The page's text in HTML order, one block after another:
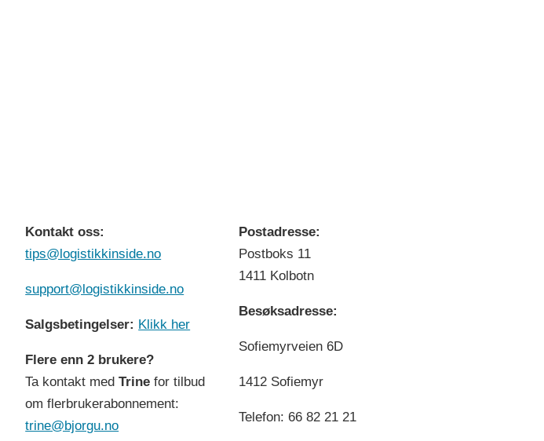
Kontakt oss:
tips@logistikkinside.no
support@logistikkinside.no
Salgsbetingelser: Klikk her
Flere enn 2 brukere?
Ta kontakt medTrine for tilbud
om flerbrukerabonnement:
trine@bjorgu.no
Postadresse:
Postboks 11
1411 Kolbotn
Besøksadresse:
Sofiemyrveien 6D
1412 Sofiemyr
Telefon: 66 82 21 21